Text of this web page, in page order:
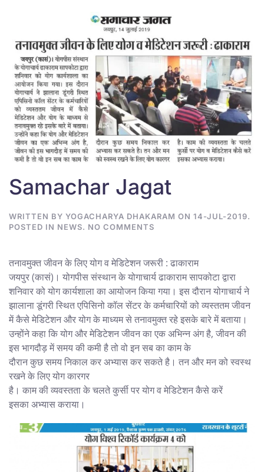
Samachar Jagat
WRITTEN BY YOGACHARYA DHAKARAM ON 14-JUL-2019.
POSTED IN NEWS. NO COMMENTS
तनावमुक्त जीवन के लिए योग व मेडिटेशन जरूरी : ढाकाराम
जयपुर (कासं)। योगपीस संस्थान के योगाचार्य ढाकाराम सापकोटा द्वारा
शनिवार को योग कार्यशाला का आयोजन किया गया। इस दौरान योगाचार्य ने
झालाना डूंगरी स्थित एपिसिनो कॉल सेंटर के कर्मचारियों को व्यस्ततम जीवन
में कैसे मेडिटेशन और योग के माध्यम से तनावमुक्त रहे इसके बारे में बताया।
उन्होंने कहा कि योग और मेडिटेशन जीवन का एक अभिन्न अंग है, जीवन की
इस भागदौड़ में समय की कमी है तो वो इन सब का काम के
दौरान कुछ समय निकाल कर अभ्यास कर सकते है। तन और मन को स्वस्थ
रखने के लिए योग कारगर
है। काम की व्यवस्तता के चलते कुर्सी पर योग व मेडिटेशन कैसे करें
इसका अभ्यास कराया।